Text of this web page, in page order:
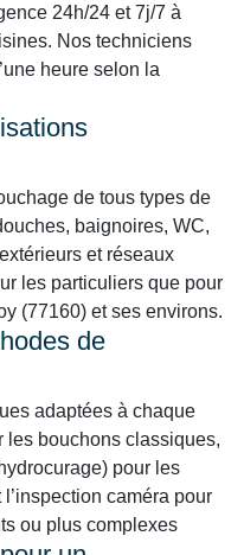
24h/24 et 7j/7 à
Nos techniciens
heure selon la
de tous types de
baignoires, WC,
et réseaux
les particuliers que pour
(77160) et ses environs.
de
adaptées à chaque
les bouchons classiques,
pour les
caméra pour
ou plus complexes